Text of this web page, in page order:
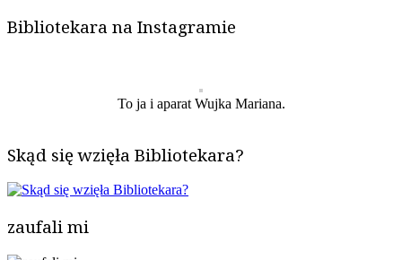
Bibliotekara na Instagramie
To ja i aparat Wujka Mariana.
Skąd się wzięła Bibliotekara?
zaufali mi